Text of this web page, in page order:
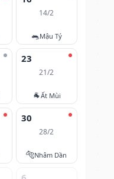
14/2
🐀Mậu Tý
23
21/2
🐐Ất Mùi
30
28/2
🐅Nhâm Dần